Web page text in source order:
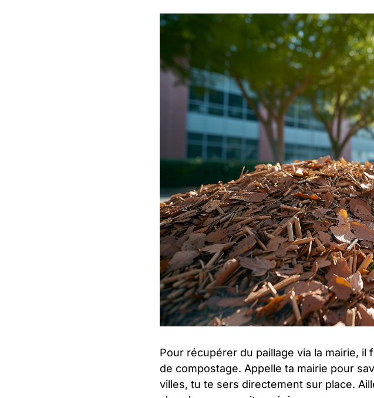
Pour récupérer du paillage via la mairie,
de compostage. Appelle ta mairie pour
villes, tu te sers directement sur place.